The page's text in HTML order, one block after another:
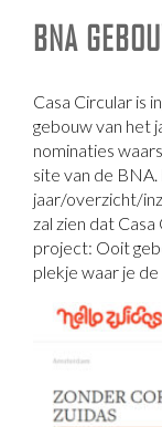
BNA
Casa Circular is
gebouw van het
nominaties
site van de
jaar/overzicht/
zal zien dat
project: Ooit
plekje waar je